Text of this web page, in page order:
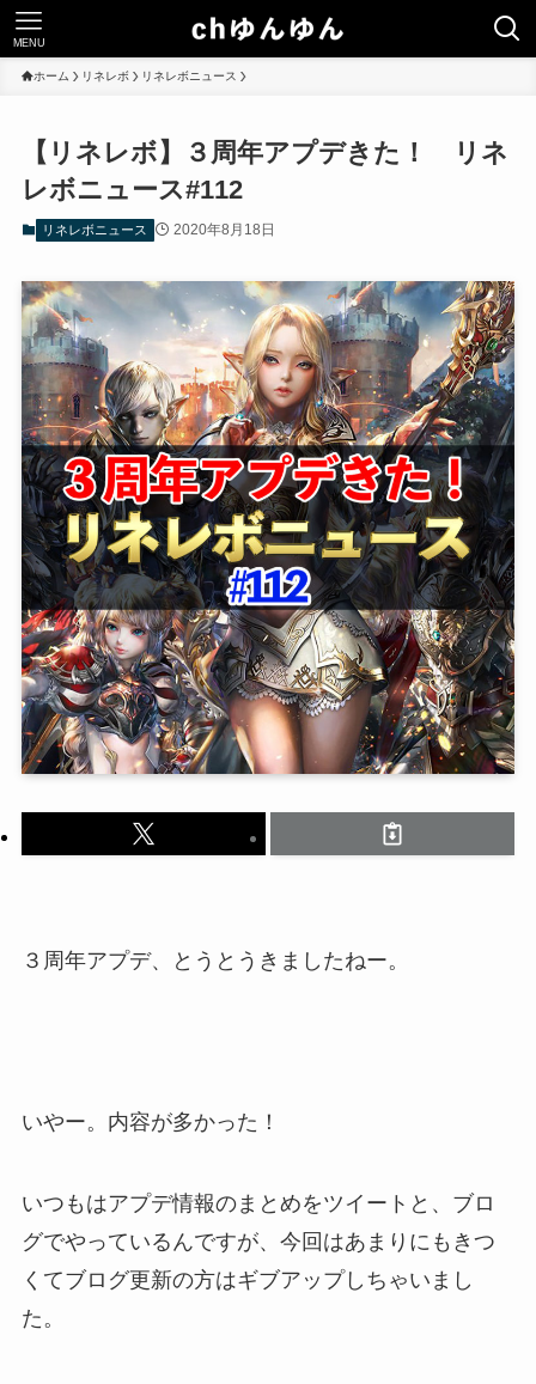
MENU
ホーム リネレボ リネレボニュース
【リネレボ】３周年アプデきた！ リネ
レボニュース#112
リネレボニュース 2020年8月18日
３周年アプデ、とうとうきましたねー。
いやー。内容が多かった！
いつもはアプデ情報のまとめをツイートと、ブロ
グでやっているんですが、今回はあまりにもきつ
くてブログ更新の方はギブアップしちゃいまし
た。